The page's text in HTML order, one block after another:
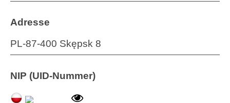
Adresse
PL-87-400 Skępsk 8
NIP (UID-Nummer)